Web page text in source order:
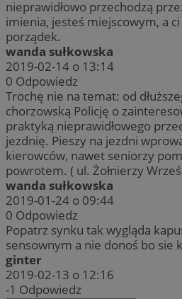
nieprawidłowo przechodzą
imienia, jesteś miejscowym, a
porządek.
wanda sułkowska
2019-02-14 o 13:14
0 Odpowiedz
Trochę nie na temat: od
chorzowską Policję o
praktyką nieprawidłowego
jezdnię. Pieszy na jezdni
kierowców, nawet seniorzy
powrotem. ( ul. Żołnierzy
wanda sułkowska
2019-01-24 o 09:44
0 Odpowiedz
Popatrz synku tak wygląda
sensownym a nie donoś bo sie
ginter
2019-02-13 o 12:16
-1 Odpowiedz